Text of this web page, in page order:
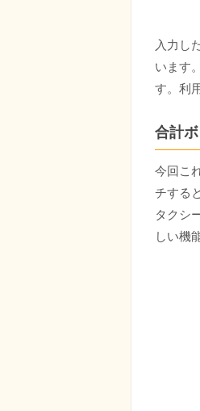
入力し
います
す。利
合計
今回こ
チする
タクシ
しい機